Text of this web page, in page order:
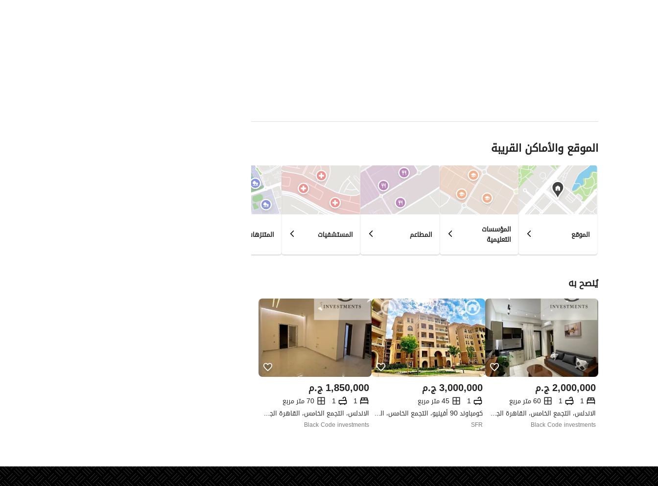
الموقع والأماكن القريبة
الموقع المؤسسات
التعليمية المطاعم المستشفيات المتنزهات
يُنصح به
ج.م2,000,000
1
1
60 متر مربع
الاندلس، التجمع الخامس، القاهرة الجديدة، القاهرة
Black Code investments
ج.م3,000,000
1
45 متر مربع
كومباوند 90 أفينيو، التجمع الخامس، القاهرة الجديدة، القاهرة
SFR
ج.م1,850,000
1
1
70 متر مربع
الاندلس، التجمع الخامس، القاهرة الجديدة، القاهرة
Black Code investments